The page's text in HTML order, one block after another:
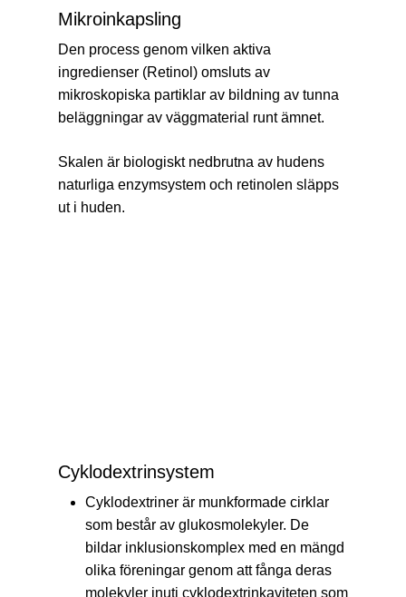
Mikroinkapsling
Den process genom vilken aktiva
ingredienser (Retinol) omsluts av
mikroskopiska partiklar av bildning av tunna
beläggningar av väggmaterial runt ämnet.
Skalen är biologiskt nedbrutna av hudens
naturliga enzymsystem och retinolen släpps
ut i huden.
Cyklodextrinsystem
Cyklodextriner är munkformade cirklar
som består av glukosmolekyler. De
bildar inklusionskomplex med en mängd
olika föreningar genom att fånga deras
molekyler inuti cyklodextrinkaviteten som